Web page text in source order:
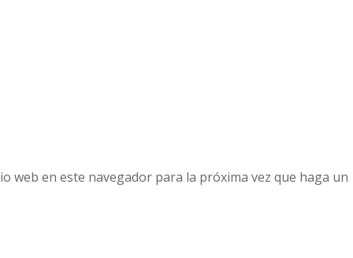
web en este navegador para la próxima vez que haga un